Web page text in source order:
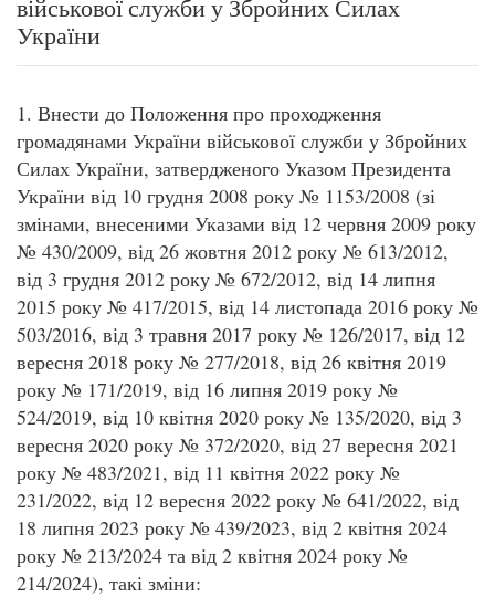
військової служби у Збройних Силах
України
1. Внести до Положення про проходження
громадянами України військової служби у Збройних
Силах України, затвердженого Указом Президента
України від 10 грудня 2008 року № 1153/2008 (зі
змінами, внесеними Указами від 12 червня 2009 року
№ 430/2009, від 26 жовтня 2012 року № 613/2012,
від 3 грудня 2012 року № 672/2012, від 14 липня
2015 року № 417/2015, від 14 листопада 2016 року №
503/2016, від 3 травня 2017 року № 126/2017, від 12
вересня 2018 року № 277/2018, від 26 квітня 2019
року № 171/2019, від 16 липня 2019 року №
524/2019, від 10 квітня 2020 року № 135/2020, від 3
вересня 2020 року № 372/2020, від 27 вересня 2021
року № 483/2021, від 11 квітня 2022 року №
231/2022, від 12 вересня 2022 року № 641/2022, від
18 липня 2023 року № 439/2023, від 2 квітня 2024
року № 213/2024 та від 2 квітня 2024 року №
214/2024), такі зміни: